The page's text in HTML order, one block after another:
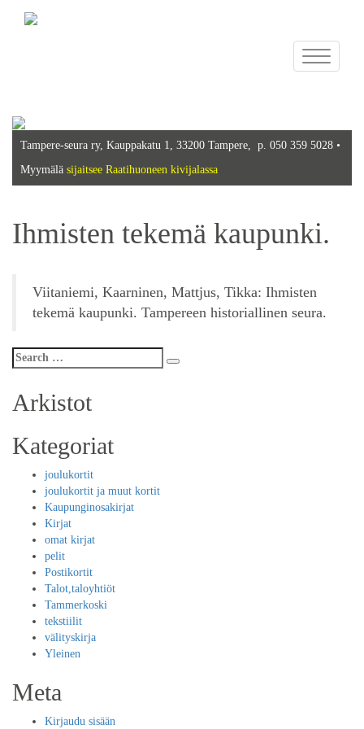
Toggle
navigation
Tampere-seura ry, Kauppakatu 1, 33200 Tampere, p. 050 359 5028 •
Myymälä sijaitsee Raatihuoneen kivijalassa
Ihmisten tekemä kaupunki.
Viitaniemi, Kaarninen, Mattjus, Tikka: Ihmisten
tekemä kaupunki. Tampereen historiallinen seura.
Search
for:
Arkistot
Kategoriat
joulukortit
joulukortit ja muut kortit
Kaupunginosakirjat
Kirjat
omat kirjat
pelit
Postikortit
Talot,taloyhtiöt
Tammerkoski
tekstiilit
välityskirja
Yleinen
Meta
Kirjaudu sisään